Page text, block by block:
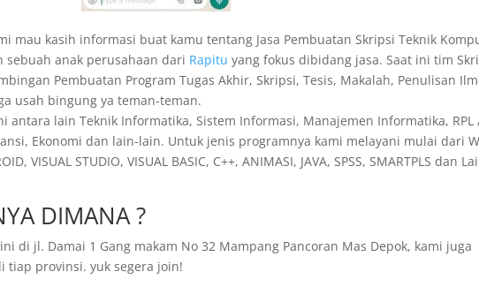
mau kasih informasi buat kamu tentang Jasa Pembuatan Skripsi Teknik
sebuah anak perusahaan dari Rapitu yang fokus dibidang jasa. Saat ini tim
Pembuatan Program Tugas Akhir, Skripsi, Tesis, Makalah, Penulisan
usah bingung ya teman-teman.
antara lain Teknik Informatika, Sistem Informasi, Manajemen Informatika, RPL
Ekonomi dan lain-lain. Untuk jenis programnya kami melayani mulai dari
VISUAL STUDIO, VISUAL BASIC, C++, ANIMASI, JAVA, SPSS, SMARTPLS dan
DIMANA ?
di jl. Damai 1 Gang makam No 32 Mampang Pancoran Mas Depok, kami juga
tiap provinsi. yuk segera join!